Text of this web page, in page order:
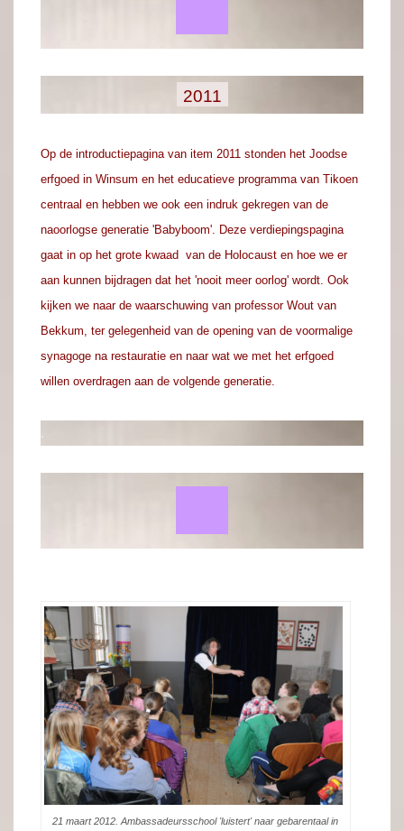
2011
Op de introductiepagina van item 2011 stonden het Joodse
erfgoed in Winsum en het educatieve programma van Tikoen
centraal en hebben we ook een indruk gekregen van de
naoorlogse generatie 'Babyboom'. Deze verdiepingspagina
gaat in op het grote kwaad van de Holocaust en hoe we er
aan kunnen bijdragen dat het 'nooit meer oorlog' wordt. Ook
kijken we naar de waarschuwing van professor Wout van
Bekkum, ter gelegenheid van de opening van de voormalige
synagoge na restauratie en naar wat we met het erfgoed
willen overdragen aan de volgende generatie.
.
21 maart 2012. Ambassadeursschool 'luistert' naar gebarentaal in